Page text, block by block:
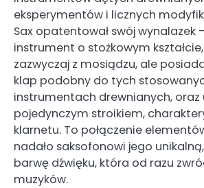
eksperymentów i licznych
Sax opatentował swój wynalazek
instrument o stożkowym
zazwyczaj z mosiądzu, ale
klap podobny do tych
instrumentach drewnianych, oraz
pojedynczym stroikiem,
klarnetu. To połączenie
nadało saksofonowi jego
barwę dźwięku, która od razu
muzyków.